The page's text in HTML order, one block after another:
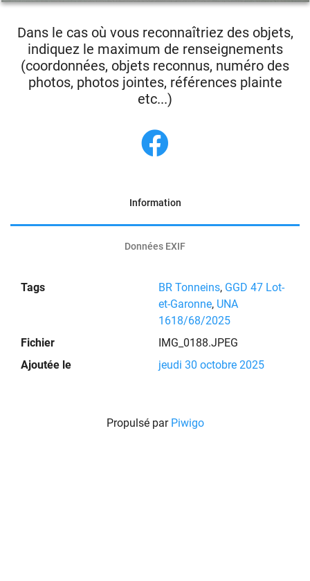
Dans le cas où vous reconnaîtriez des objets,
indiquez le maximum de renseignements
(coordonnées, objets reconnus, numéro des
photos, photos jointes, références plainte
etc...)
Information
Données EXIF
Tags BR Tonneins, GGD 47 Lot-
et-Garonne, UNA
1618/68/2025
Fichier
IMG_0188.JPEG
Ajoutée le
jeudi 30 octobre 2025
Propulsé par Piwigo